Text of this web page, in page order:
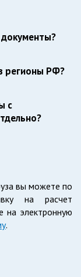
регионы РФ?
с
вы можете по
на расчет
на электронную
.